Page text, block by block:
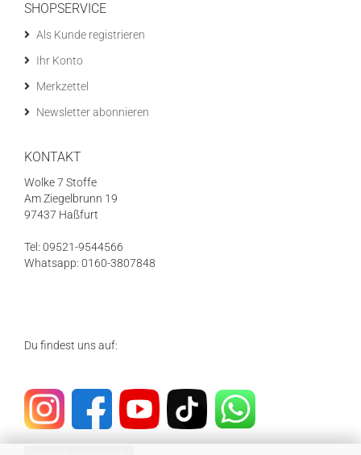
SHOPSERVICE
Als Kunde registrieren
Ihr Konto
Merkzettel
Newsletter abonnieren
KONTAKT
Wolke 7 Stoffe
Am Ziegelbrunn 19
97437 Haßfurt
Tel: 09521-9544566
Whatsapp: 0160-3807848
Du findest uns auf: